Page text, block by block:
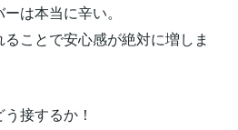
は本当に辛い。
ことで安心感が絶対に増しま
接するか！